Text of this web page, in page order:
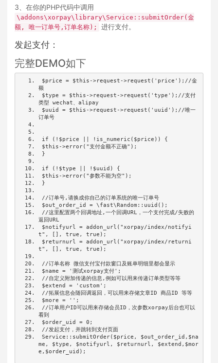
3、在你的PHP代码中调用
\addons\xorpay\library\Service::submitOrder(金
额, 唯一订单号,订单名称);
进行支付。
发起支付：
完整DEMO如下
$price = $this ->request ->request ( 'price' ); //金
额
$type = $this ->request ->request ( 'type' ); //支付
类型 wechat、alipay
$uuid = $this ->request ->request ( 'uuid' ); //唯一
订单号
if (! $price ! is_numeric ( $price ))
{
$this ->error( "支付金额不正确" );
}
if (! $type ! $uuid )
{
$this ->error( "参数不能为空" );
}
//订单号,请换成你自己的订单系统的唯一订单号
$out_order_id = \fast\Random :: uuid ();
//这里配置两个回调地址,一个回调URL，一个支付完成/失败的
返回URL
$notifyurl = addon_url ( "xorpay/index/notifyi
t" , [], true , true );
$returnurl = addon_url ( "xorpay/index/returni
t" , [], true , true );
//订单名称 微信支付宝付款窗口及账单明细里都会显示
$name = '测试xorpay支付' ;
//自定义附加传递的信息,例如可以用来传递订单类型等等
$extend = 'custom' ;
//拓展信息会随回调返回，可以用来存储文章ID 商品ID 等等
$more = '' ;
//订单用户ID可以用来存储会员ID，次参数xorpay后台也可以
看到
$order_uid = 0 ;
//发起支付，并跳转到支付页面
Service :: submitOrder( $price , $out_order_id , $na
me , $type , $notifyurl , $returnurl , $extend , $mor
e , $order_uid );